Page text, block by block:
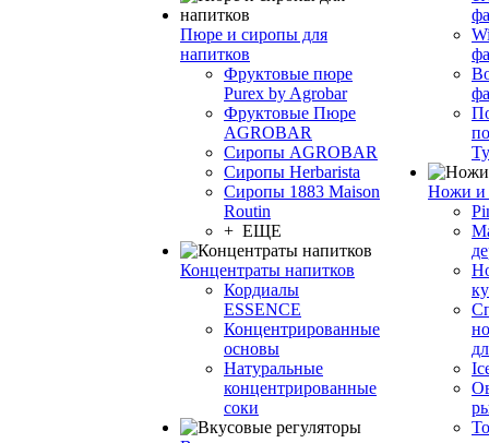
Пюре и сиропы для
напитков
Фруктовые пюре
Purex by Agrobar
Фруктовые Пюре
AGROBAR
Сиропы AGROBAR
Сиропы Herbarista
Сиропы 1883 Maison
Routin
+ ЕЩЕ
Концентраты напитков
Кордиалы
ESSENCE
Концентрированные
основы
Натуральные
концентрированные
соки
Ножи и